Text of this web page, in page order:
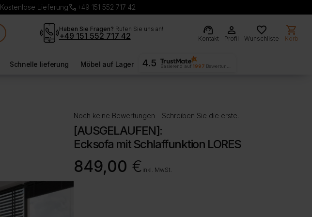
Kostenlose Lieferungcall+49 151 552 717 42
Haben Sie Fragen? Rufen Sie uns an!
+49 151 552 717 42 support_agent
Kontakt
person
Profil
favorite
Wunschliste
shopping_cart
Korb
Schnelle lieferung Möbel auf Lager 4.5 Basierend auf1997 Bewertungen
Noch keine Bewertungen - Schreiben Sie die erste.
[AUSGELAUFEN]:
Ecksofa mit Schlaffunktion LORES
849,00 € inkl. MwSt.